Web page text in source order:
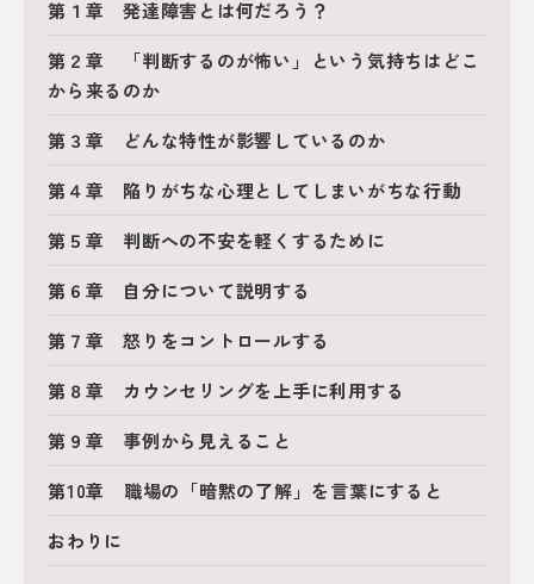
第１章 発達障害とは何だろう？
第２章 「判断するのが怖い」という気持ちはどこ
から来るのか
第３章 どんな特性が影響しているのか
第４章 陥りがちな心理としてしまいがちな行動
第５章 判断への不安を軽くするために
第６章 自分について説明する
第７章 怒りをコントロールする
第８章 カウンセリングを上手に利用する
第９章 事例から見えること
第10章 職場の「暗黙の了解」を言葉にすると
おわりに